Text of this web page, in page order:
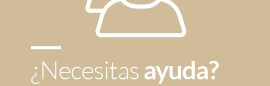
¿Necesitasayuda?